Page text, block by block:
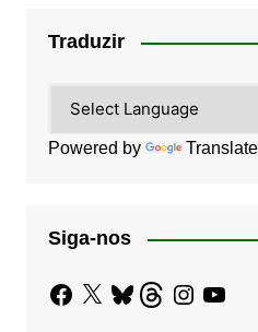
Traduzir
Powered by Translate
Siga-nos
Facebook
X BlueskyThreadsInstagram